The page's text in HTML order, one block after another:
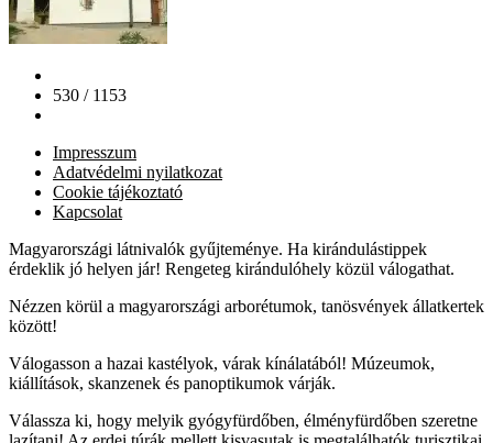
530 / 1153
Impresszum
Adatvédelmi nyilatkozat
Cookie tájékoztató
Kapcsolat
Magyarországi látnivalók gyűjteménye. Ha kirándulástippek
érdeklik jó helyen jár! Rengeteg kirándulóhely közül válogathat.
Nézzen körül a magyarországi arborétumok, tanösvények állatkertek
között!
Válogasson a hazai kastélyok, várak kínálatából! Múzeumok,
kiállítások, skanzenek és panoptikumok várják.
Válassza ki, hogy melyik gyógyfürdőben, élményfürdőben szeretne